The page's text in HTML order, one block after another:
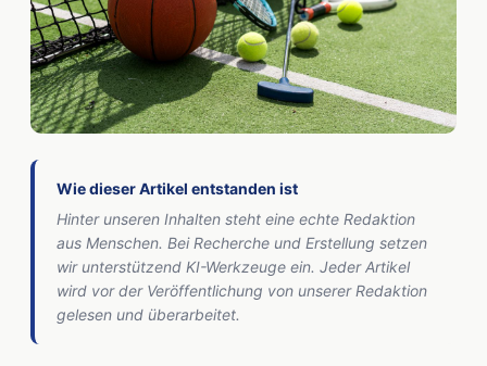
Wie dieser Artikel entstanden ist
Hinter unseren Inhalten steht eine echte Redaktion
aus Menschen. Bei Recherche und Erstellung setzen
wir unterstützend KI-Werkzeuge ein. Jeder Artikel
wird vor der Veröffentlichung von unserer Redaktion
gelesen und überarbeitet.